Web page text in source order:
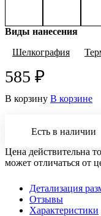
Виды нанесения
Шелкография
585 ₽
В корзину В корзине
Есть в наличии
Цена действительна
может отличаться от
Детализация
Отзывы
Характеристики